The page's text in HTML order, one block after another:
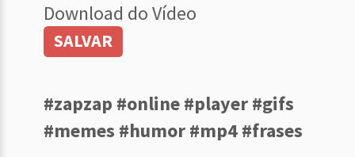
Download do Vídeo
SALVAR
#zapzap #online #player #gifs
#memes #humor #mp4 #frases